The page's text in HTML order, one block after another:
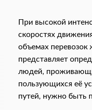
При высокой
скоростях
объемах перевозок
представляет
людей,
пользующихся её
путей, нужно быть